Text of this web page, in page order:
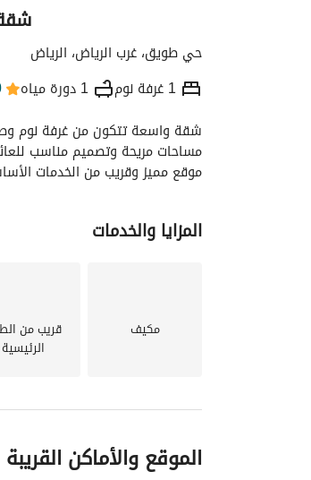
حي طويق، غرب الرياض، الرياض
1 غرفة نوم 1 دورة مياه
التفاصيل الموقع والأماكن
شقة واسعة تتكون من غرفة نوم
مساحات مريحة وتصميم مناسب
موقع مميز وقريب من الخدمات
المزايا والخدمات
مكيف قريب من
الرئيسية
الموقع والأماكن القريبة